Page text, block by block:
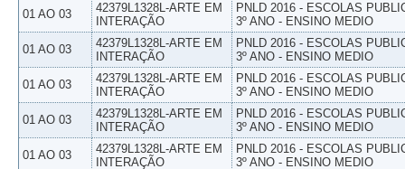
01 AO 03
42379L1328L-ARTE EM
INTERAÇÃO
PNLD 2016 - ESCOLAS
3º ANO - ENSINO MEDIO
01 AO 03
42379L1328L-ARTE EM
INTERAÇÃO
PNLD 2016 - ESCOLAS
3º ANO - ENSINO MEDIO
01 AO 03
42379L1328L-ARTE EM
INTERAÇÃO
PNLD 2016 - ESCOLAS
3º ANO - ENSINO MEDIO
01 AO 03
42379L1328L-ARTE EM
INTERAÇÃO
PNLD 2016 - ESCOLAS
3º ANO - ENSINO MEDIO
01 AO 03
42379L1328L-ARTE EM
INTERAÇÃO
PNLD 2016 - ESCOLAS
3º ANO - ENSINO MEDIO